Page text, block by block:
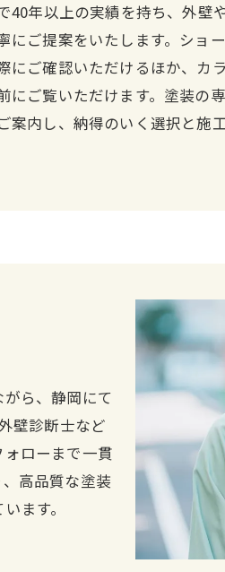
40年以上の実績を持ち、外壁
にご提案をいたします。ショ
にご確認いただけるほか、カ
にご覧いただけます。塗装の
案内し、納得のいく選択と施
ら、静岡にて
壁診断士など
ローまで一貫
高品質な塗装
ます。